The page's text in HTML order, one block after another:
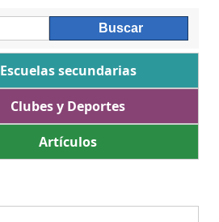
Escuelas secundarias
Clubes y Deportes
Artículos